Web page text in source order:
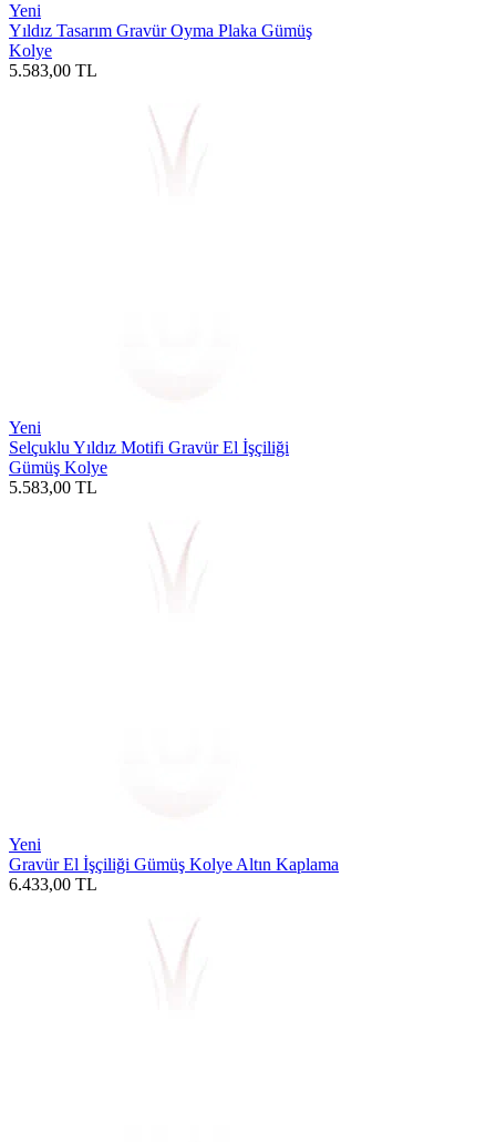
Yeni
Yıldız Tasarım Gravür Oyma Plaka Gümüş
Kolye
5.583,00 TL
Yeni
Selçuklu Yıldız Motifi Gravür El İşçiliği
Gümüş Kolye
5.583,00 TL
Yeni
Gravür El İşçiliği Gümüş Kolye Altın Kaplama
6.433,00 TL